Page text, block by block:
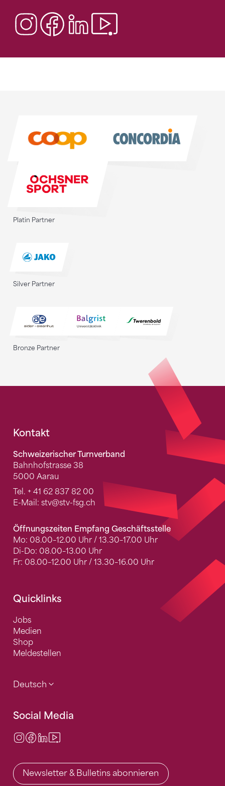
Platin Partner
Silver Partner
Bronze Partner
Fusszeile
Kontakt
Schweizerischer Turnverband
Bahnhofstrasse 38
5000 Aarau
Tel. + 41 62 837 82 00
E-Mail: stv@stv-fsg.ch
Öffnungszeiten Empfang Geschäftsstelle
Mo: 08.00–12.00 Uhr / 13.30–17.00 Uhr
Di-Do: 08.00–13.00 Uhr
Fr: 08.00–12.00 Uhr / 13.30–16.00 Uhr
Quicklinks
Jobs
Medien
Shop
Meldestellen
Deutsch
Social Media
Instagram
Facebook
LinkedIn
Newsletter & Bulletins abonnieren